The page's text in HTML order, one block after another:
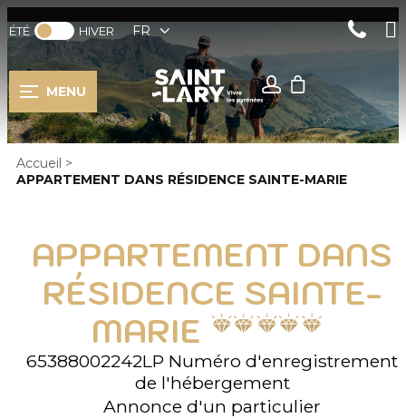
ÉTÉ HIVER FR
MENU
Accueil >
APPARTEMENT DANS RÉSIDENCE SAINTE-MARIE
APPARTEMENT DANS
RÉSIDENCE SAINTE-
MARIE
65388002242LP Numéro d'enregistrement
de l'hébergement
Annonce d'un particulier